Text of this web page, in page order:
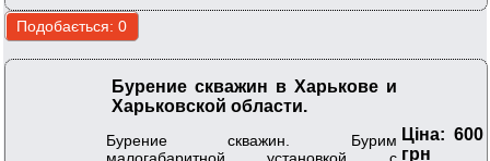
Бурение скважин в Харькове и
Харьковской области.
Бурение скважин. Бурим
малогабаритной установкой с
Ціна: 600
грн